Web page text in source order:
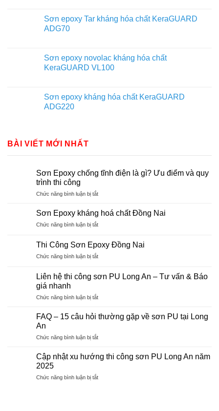
Sơn epoxy Tar kháng hóa chất KeraGUARD
ADG70
Sơn epoxy novolac kháng hóa chất
KeraGUARD VL100
Sơn epoxy kháng hóa chất KeraGUARD
ADG220
BÀI VIẾT MỚI NHẤT
Sơn Epoxy chống tĩnh điện là gì? Ưu điểm và quy
trình thi công
Chức năng bình luận bị tắtở
Epoxy
chống
tĩnh
là
Ưu
và
thi
Sơn Epoxy kháng hoá chất Đồng Nai
Chức năng bình luận bị tắtở
Epoxy
kháng
hoá
Đồng
Thi Công Sơn Epoxy Đồng Nai
Chức năng bình luận bị tắtở
Công
Sơn
Đồng
Liên hệ thi công sơn PU Long An – Tư vấn & Báo
giá nhanh
Chức năng bình luận bị tắtở
hệ
sơn
Long
Tư
FAQ – 15 câu hỏi thường gặp về sơn PU tại Long
An
Chức năng bình luận bị tắtở
15
hỏi
Cập nhật xu hướng thi công sơn PU Long An năm
2025
Chức năng bình luận bị tắtở